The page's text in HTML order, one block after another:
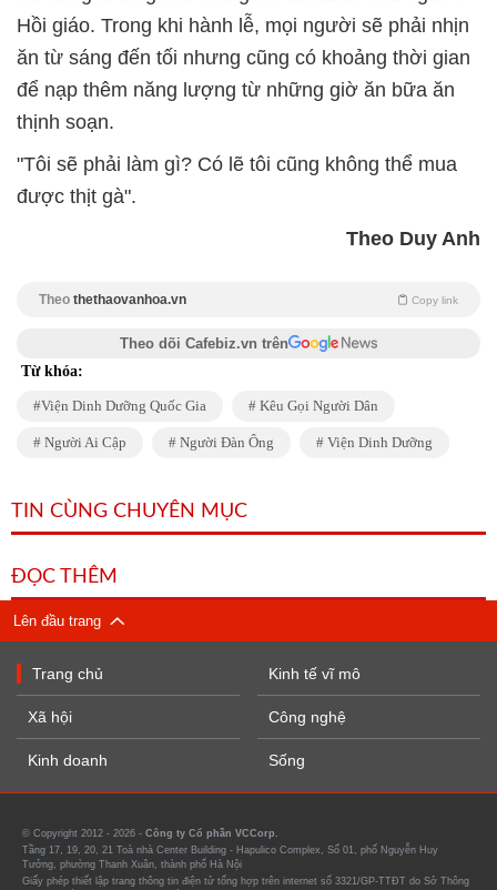
Hồi giáo. Trong khi hành lễ, mọi người sẽ phải nhịn
ăn từ sáng đến tối nhưng cũng có khoảng thời gian
để nạp thêm năng lượng từ những giờ ăn bữa ăn
thịnh soạn.
"Tôi sẽ phải làm gì? Có lẽ tôi cũng không thể mua
được thịt gà".
Theo Duy Anh
Theo thethaovanhoa.vn Copy link
Theo dõi Cafebiz.vn trên
Từ khóa:
Viện Dinh Dưỡng Quốc Gia Kêu Gọi Người Dân
Người Ai Cập Người Đàn Ông Viện Dinh Dưỡng
TIN CÙNG CHUYÊN MỤC
ĐỌC THÊM
Lên đầu trang
Trang chủ
Xã hội
Kinh doanh
Kinh tế vĩ mô
Công nghệ
Sống
© Copyright 2012 - 2026 - Công ty Cổ phần VCCorp.
Tầng 17, 19, 20, 21 Toà nhà Center Building - Hapulico Complex, Số 01, phố Nguyễn Huy
Tưởng, phường Thanh Xuân, thành phố Hà Nội
Giấy phép thiết lập trang thông tin điện tử tổng hợp trên internet số 3321/GP-TTĐT do Sở Thông